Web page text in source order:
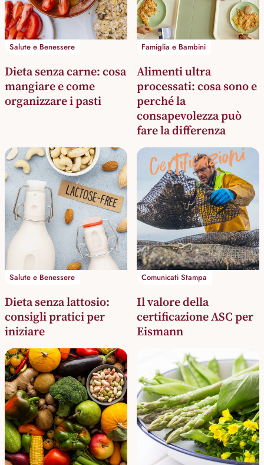
Salute e Benessere
Dieta senza carne: cosa
mangiare e come
organizzare i pasti
Famiglia e Bambini
Alimenti ultra
processati: cosa sono e
perché la
consapevolezza può
fare la differenza
Salute e Benessere
Dieta senza lattosio:
consigli pratici per
iniziare
Certificazioni
Comunicati Stampa
Il valore della
certificazione ASC per
Eismann